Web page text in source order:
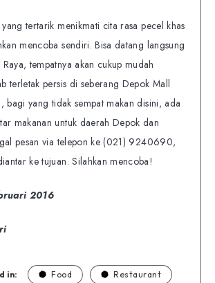
tertarik menikmati cita rasa pecel khas
mencoba sendiri. Bisa datang langsung
tempatnya akan cukup mudah
terletak persis di seberang Depok Mall
bagi yang tidak sempat makan disini, ada
makanan untuk daerah Depok dan
pesan via telepon ke (021) 9240690,
ke tujuan. Silahkan mencoba!
2016
in: Food Restaurant